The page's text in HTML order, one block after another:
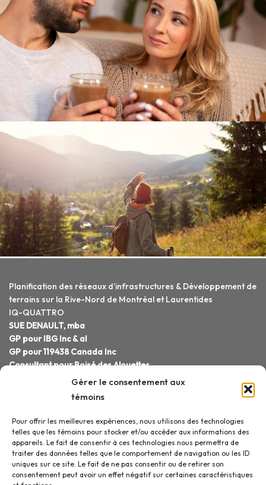
Gérer le consentement aux
témoins
Pour offrir les meilleures expériences, nous utilisons des technologies
telles que les témoins pour stocker et/ou accéder aux informations des
appareils. Le fait de consentir à ces technologies nous permettra de
traiter des données telles que le comportement de navigation ou les ID
uniques sur ce site. Le fait de ne pas consentir ou de retirer son
consentement peut avoir un effet négatif sur certaines caractéristiques
Planification des réseaux d’infrastructures & Développement de
terrains sur la Rive-Nord de Montréal et Laurentides
IQ-QUATTRO
SUE DENAULT, mba
GP pour IBG Inc & al
GP pour 119438 Canada Inc
Consultant pour Boisé des Alouettes
Projets domiciliaires avec vue, terrains bord de l'eau, lac et
rivière. Terrains à vendre boisés, résidences unifamiliale et
résidentiel, Saint-Jérôme,Lachute, Piedmont, Saint-Sauveur,
Sainte-Anne-des-Lacs et partout sur la rive nord de Montréal.
Projets et rues : Chemin Alpin, Chemin des Cimes, Du Geai-Bleu,
Des Alouettes, Du Carouge, Becs-Scie, Rue St-Exupéry, Ave
Bethany.